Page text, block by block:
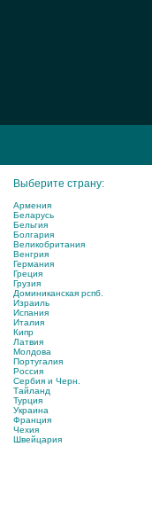
Выберите страну:
Армения
Беларусь
Бельгия
Болгария
Великобритания
Венгрия
Германия
Греция
Грузия
Доминиканская рспб.
Израиль
Испания
Италия
Кипр
Латвия
Молдова
Португалия
Россия
Сербия и Черн.
Тайланд
Турция
Украина
Франция
Чехия
Швейцария